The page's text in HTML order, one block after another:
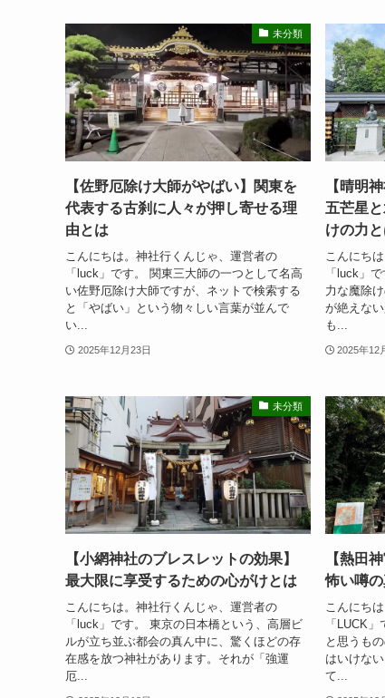
未分類
【佐野厄除け大師がやばい】関東を
代表する古刹に人々が押し寄せる理
由とは
こんにちは。神社行くんじゃ、運営者の
「luck」です。 関東三大師の一つとして名高
い佐野厄除け大師ですが、ネットで検索する
と「やばい」という物々しい言葉が並んで
い...
2025年12月23日
【晴明
五芒星
けの力と
こんにち
「luck」
力な魔除
が絶えな
も...
2025年12
未分類
【小網神社のブレスレットの効果】
最大限に享受するための心がけとは
こんにちは。神社行くんじゃ、運営者の
「luck」です。 東京の日本橋という、高層ビ
ルが立ち並ぶ都会の真ん中に、驚くほどの存
在感を放つ神社があります。それが「強運
厄...
【熱田
怖い噂
こんにち
「LUCK
と思うも
はいけな
て...